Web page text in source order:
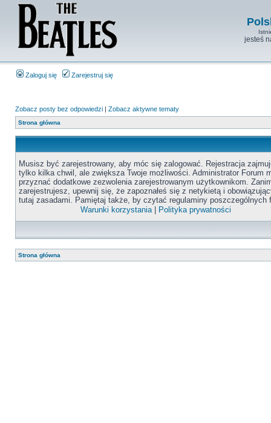
jesteś
Zaloguj się Zarejestruj się
Zobacz posty bez odpowiedzi | Zobacz aktywne tematy
Strona główna
Musisz być zarejestrowany, aby móc się zalogować. Rejestracja
tylko kilka chwil, ale zwiększa Twoje możliwości. Administrator Forum
przyznać dodatkowe zezwolenia zarejestrowanym użytkownikom.
zarejestrujesz, upewnij się, że zapoznałeś się z netykietą i
tutaj zasadami. Pamiętaj także, by czytać regulaminy poszczególnych
Warunki korzystania| Polityka prywatności
Strona główna